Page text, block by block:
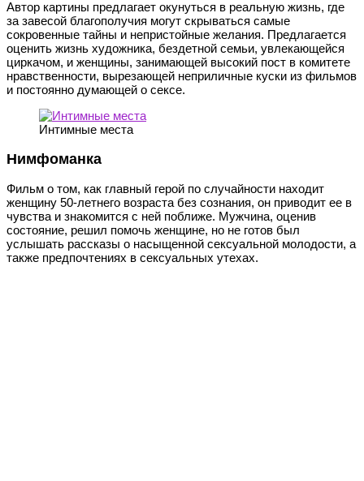
Автор картины предлагает окунуться в реальную жизнь, где
за завесой благополучия могут скрываться самые
сокровенные тайны и непристойные желания. Предлагается
оценить жизнь художника, бездетной семьи, увлекающейся
циркачом, и женщины, занимающей высокий пост в комитете
нравственности, вырезающей неприличные куски из фильмов
и постоянно думающей о сексе.
Интимные места
Нимфоманка
Фильм о том, как главный герой по случайности находит
женщину 50-летнего возраста без сознания, он приводит ее в
чувства и знакомится с ней поближе. Мужчина, оценив
состояние, решил помочь женщине, но не готов был
услышать рассказы о насыщенной сексуальной молодости, а
также предпочтениях в сексуальных утехах.